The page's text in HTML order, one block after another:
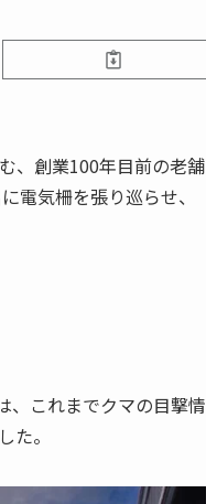
、創業100年目前の老舗
電気柵を張り巡らせ、
、これまでクマの目撃情
た。